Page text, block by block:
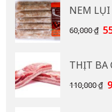
NEM
60,000₫
THỊT BA
110,000₫